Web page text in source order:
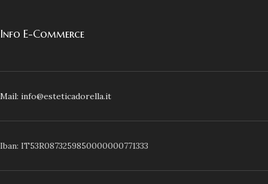
Info E-Commerce
Mail: info@esteticadorella.it
Iban: IT53R0873259850000000771333